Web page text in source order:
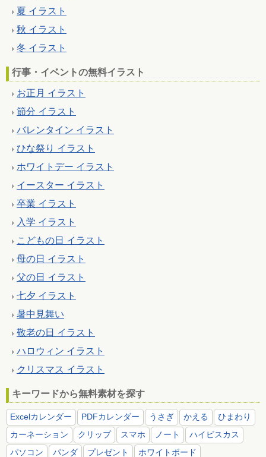
夏 イラスト
秋 イラスト
冬 イラスト
行事・イベントの無料イラスト
お正月 イラスト
節分 イラスト
バレンタイン イラスト
ひな祭り イラスト
ホワイトデー イラスト
イースター イラスト
卒業 イラスト
入学 イラスト
こどもの日 イラスト
母の日 イラスト
父の日 イラスト
七夕 イラスト
暑中見舞い
敬老の日 イラスト
ハロウィン イラスト
クリスマス イラスト
キーワードから無料素材を探す
Excelカレンダー PDFカレンダー うさぎ かえる
ひまわり
カーネーション
クリップ スマホ ノート
ハイビスカス
パソコン
パンダ プレゼント ホワイトボード